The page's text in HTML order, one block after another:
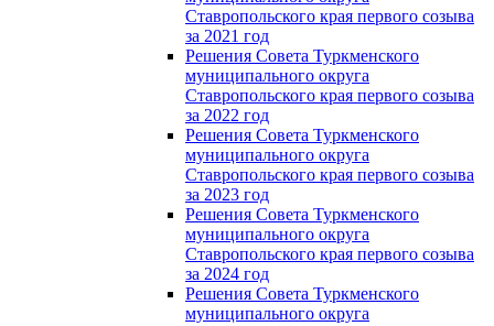
Ставропольского края первого созыва
за 2021 год
Решения Совета Туркменского
муниципального округа
Ставропольского края первого созыва
за 2022 год
Решения Совета Туркменского
муниципального округа
Ставропольского края первого созыва
за 2023 год
Решения Совета Туркменского
муниципального округа
Ставропольского края первого созыва
за 2024 год
Решения Совета Туркменского
муниципального округа